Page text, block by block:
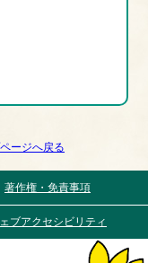
ージへ戻る
著作権・免責事項
ブアクセシビリティ